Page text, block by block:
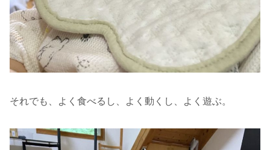
それでも、よく食べるし、よく動くし、よく遊ぶ。